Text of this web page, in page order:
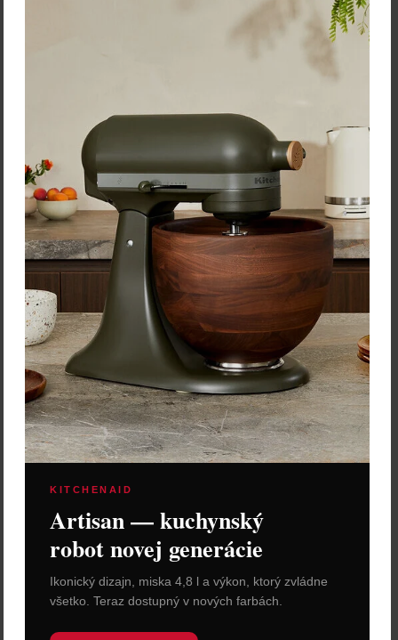
Rituali Domestici
Dekoratívny veniec
"Loronelverde" – Ø 30 cm
28,60 €
Zľava:-40 %
Skladom 1 ks
Vložiť do košíka
KITCHENAID
Artisan — kuchynský
robot novej generácie
Ikonický dizajn, miska 4,8 l a výkon, ktorý zvládne
všetko. Teraz dostupný v nových farbách.